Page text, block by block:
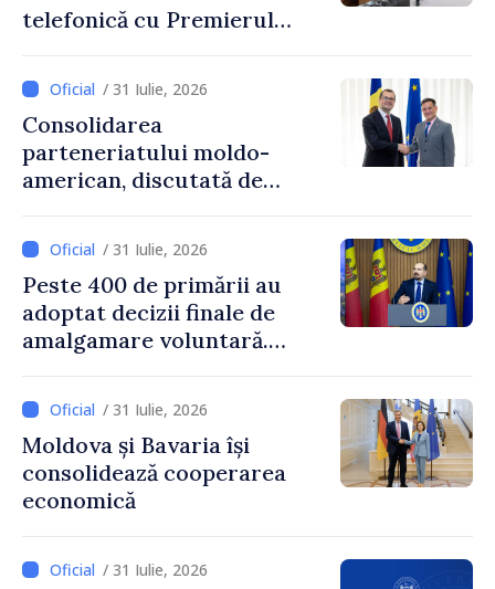
telefonică cu Premierul
/ 31 Iulie, 2026
Consolidarea
parteneriatului moldo-
american, discutată de
și însărcinatul cu afaceri al
SUA, Nick Pietrowicz
/ 31 Iulie, 2026
Peste 400 de primării au
adoptat decizii finale de
amalgamare voluntară.
Guvernului, Alexei Buzu:
„85,5% dintre primării au
inițiat procesul. Le
mulțumim aleșilor locali
pentru că au pus pe primul
dezvoltar
/ 31 Iulie, 2026
Moldova și Bavaria își
consolidează cooperarea
economică
/ 31 Iulie, 2026